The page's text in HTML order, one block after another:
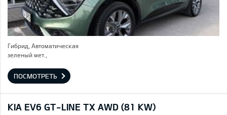
Гибрид, Автоматическая
зеленый мет.,
ПОСМОТРЕТЬ
KIA EV6 GT-LINE TX AWD (81 KW)